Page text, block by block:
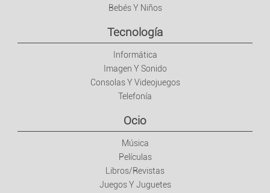
Salud/Esparcimiento
Bebés Y Niños
Tecnología
Informática
Imagen Y Sonido
Consolas Y Videojuegos
Telefonía
Ocio
Música
Películas
Libros/Revistas
Juegos Y Juguetes